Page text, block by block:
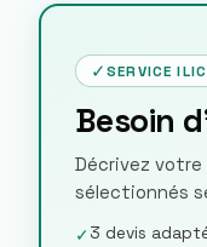
✓ SERVICE
Besoin
Décrivez
sélectionnés
✓3 devis